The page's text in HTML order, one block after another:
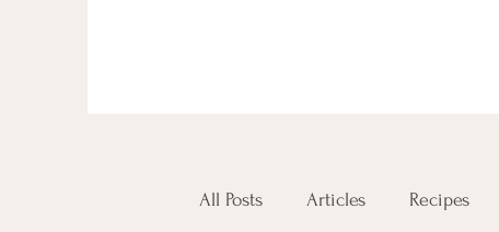
All Posts Articles Recipes